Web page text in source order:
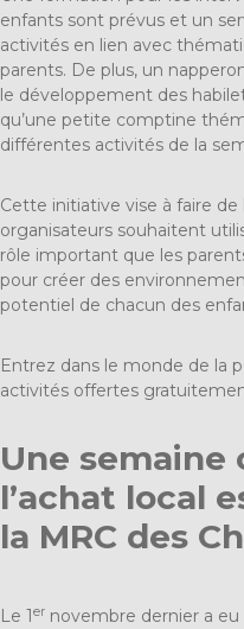
enfants sont prévus et un
activités en lien avec
parents. De plus, un
le développement des
qu’une petite comptine
différentes activités de la
Cette initiative vise à faire
organisateurs souhaitent
rôle important que les
pour créer des
potentiel de chacun des
Entrez dans le monde de la
activités offertes
Une semaine
l’achat local
la MRC des
Le 1er novembre dernier a eu